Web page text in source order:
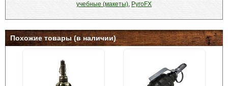
учебные (макеты), PyroFX
Похожие товары (в наличии)